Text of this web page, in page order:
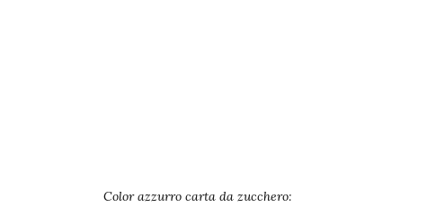
Color azzurro carta da zucchero: